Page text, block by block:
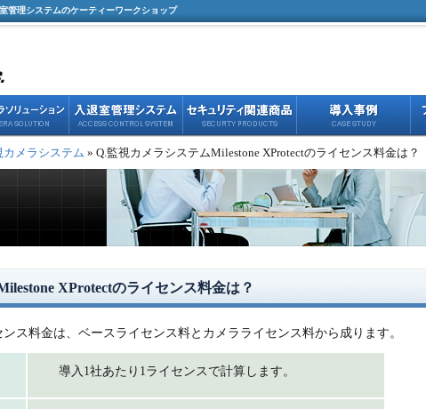
管理システムのケーティーワークショップ
カメラシステム » Q.監視カメラシステムMilestone XProtectのライセンス料金は？
XProtectのライセンス料金は？
ンス料金は、ベースライセンス料とカメラライセンス料から成ります。
導入1社あたり1ライセンスで計算します。